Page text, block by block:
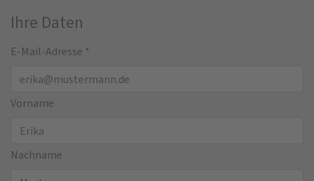
Ihre Daten
E-Mail-Adresse *
Vorname
Nachname